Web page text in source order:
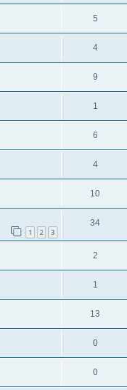
5
4
9
1
6
4
10
1 2 3
34
2
1
13
0
0